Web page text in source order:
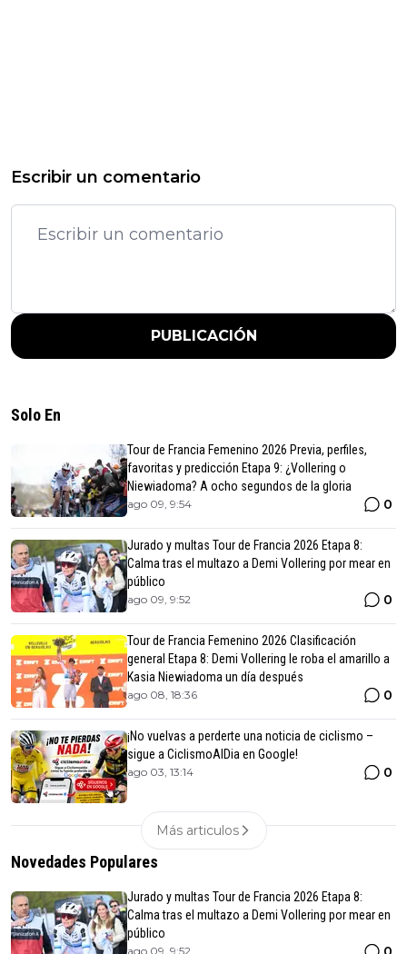
Escribir un comentario
PUBLICACIÓN
Solo En
Tour de Francia Femenino 2026 Previa, perfiles,
favoritas y predicción Etapa 9: ¿Vollering o
Niewiadoma? A ocho segundos de la gloria
ago 09, 9:54 0
Jurado y multas Tour de Francia 2026 Etapa 8:
Calma tras el multazo a Demi Vollering por mear en
público
ago 09, 9:52 0
Tour de Francia Femenino 2026 Clasificación
general Etapa 8: Demi Vollering le roba el amarillo a
Kasia Niewiadoma un día después
ago 08, 18:36 0
¡No vuelvas a perderte una noticia de ciclismo –
sigue a CiclismoAlDia en Google!
ago 03, 13:14 0
Más articulos
Novedades Populares
Jurado y multas Tour de Francia 2026 Etapa 8:
Calma tras el multazo a Demi Vollering por mear en
público
ago 09, 9:52